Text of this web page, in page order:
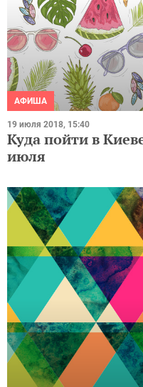
АФИША
19 июля 2018, 15:40
Куда пойти в
июля